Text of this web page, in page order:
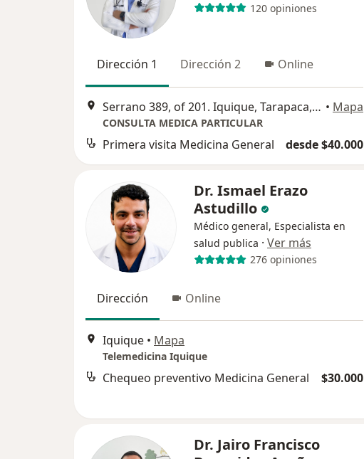
120 opiniones
Dirección 1 Dirección 2 Online
Serrano 389, of 201. Iquique, Tarapaca, Iquique • Mapa
CONSULTA MEDICA PARTICULAR
Primera visita Medicina General desde $40.000
Dr. Ismael Erazo
Astudillo
Médico general, Especialista en
salud publica · Ver más
276 opiniones
Dirección Online
Iquique • Mapa
Telemedicina Iquique
Chequeo preventivo Medicina General $30.000
Dr. Jairo Francisco